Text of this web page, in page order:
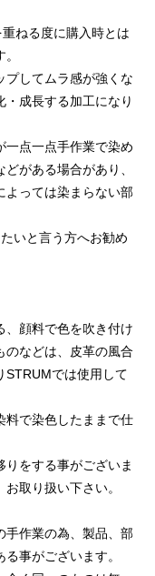
ねる度に購入時とは
プしてムラ感が強くな
成長する加工になり
一点一点手作業で染め
がある場合があり、
よっては染まらない部
いと言う方へお勧め
、顔料で色を吹き付け
のなどは、皮革の風合
STRUMでは使用して
料で染色したままで仕
をする事がございま
取り扱い下さい。
手作業の為、製品、部
事がございます。